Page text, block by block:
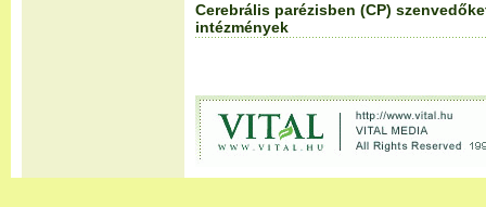
Cerebrális parézisben (CP)
intézmények